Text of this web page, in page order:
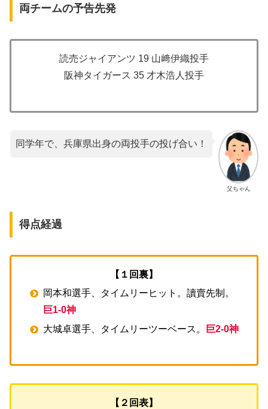
両チームの予告先発
読売ジャイアンツ 19 山﨑伊織投手
阪神タイガース 35 才木浩人投手
父ちゃん
同学年で、兵庫県出身の両投手の投げ合い！
得点経過
【１回裏】
岡本和選手、タイムリーヒット。讀賣先制。
巨1-0神
大城卓選手、タイムリーツーベース。
巨2-0神
【２回表】